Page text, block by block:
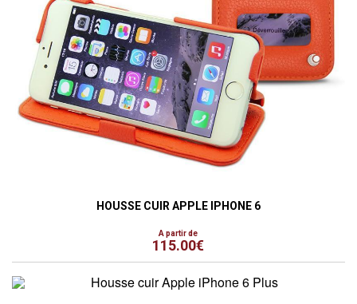
HOUSSE CUIR APPLE IPHONE 6
A partir de
115.00€